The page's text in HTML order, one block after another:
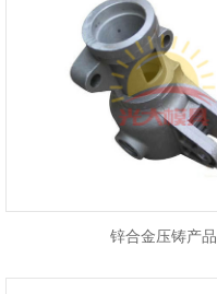
锌合金压铸产品